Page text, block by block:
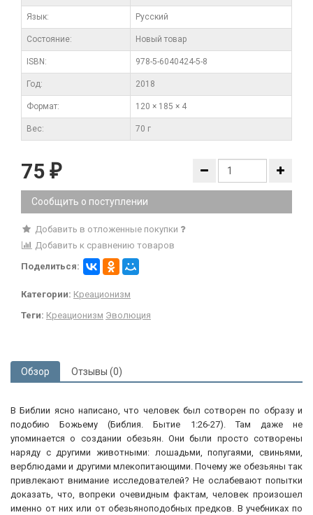
Язык: Русский
Состояние: Новый товар
ISBN: 978-5-6040424-5-8
Год: 2018
Формат: 120 × 185 × 4
Вес: 70 г
75 ₽
Сообщить о поступлении
Добавить в отложенные покупки
Добавить к сравнению товаров
Поделиться:
Категории: Креационизм
Теги: Креационизм Эволюция
Обзор Отзывы (0)
В Библии ясно написано, что человек был сотворен по образу и
подобию Божьему (Библия. Бытие 1:26-27). Там даже не
упоминается о создании обезьян. Они были просто сотворены
наряду с другими животными: лошадьми, попугаями, свиньями,
верблюдами и другими млекопитающими. Почему же обезьяны так
привлекают внимание исследователей? Не ослабевают попытки
доказать, что, вопреки очевидным фактам, человек произошел
именно от них или от обезьяноподобных предков. В учебниках по